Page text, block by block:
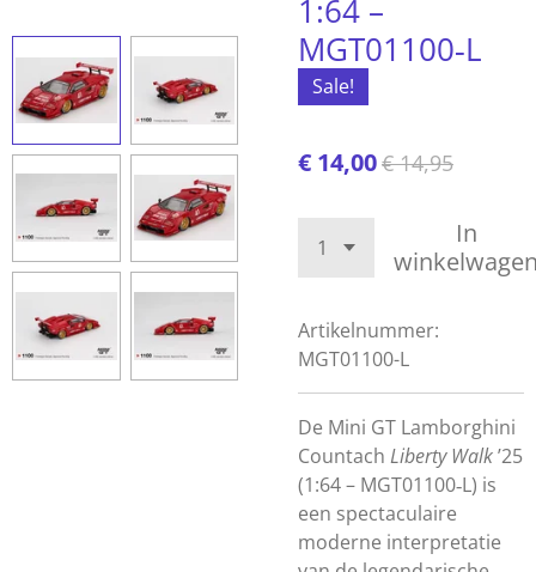
1:64 –
MGT01100‑L
Sale!
€ 14,00€ 14,95
In
Artikelnummer:
MGT01100-L
De Mini GT Lamborghini
Countach Liberty Walk’25
(1:64 – MGT01100‑L) is
een spectaculaire
moderne interpretatie